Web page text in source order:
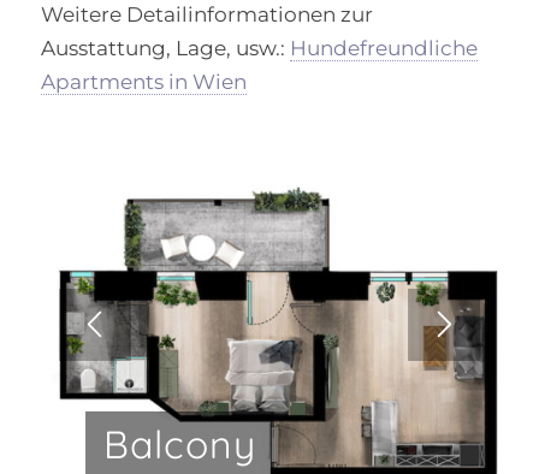
Weitere Detailinformationen zur
Ausstattung, Lage, usw.: Hundefreundliche
Apartments in Wien
Balcony